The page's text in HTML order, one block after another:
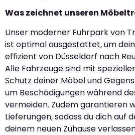
Was zeichnet unseren
Unser moderner Fuhrpark von
ist optimal ausgestattet, um
effizient von Düsseldorf nach
Alle Fahrzeuge sind mit
Schutz deiner Möbel und
um Beschädigungen während
vermeiden. Zudem garantieren
Lieferungen, sodass du dich auf
deinem neuen Zuhause